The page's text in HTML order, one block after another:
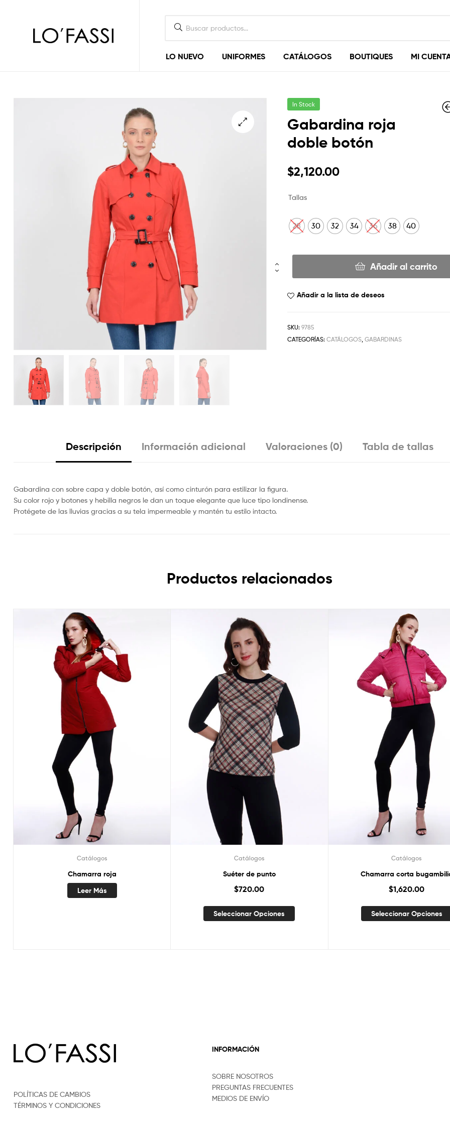
LO NUEVO UNIFORMES CATÁLOGOS BOUTIQUES MI
In Stock
Gabardina roja
doble botón
$2,120.00
Tallas
28 30 32 34 36 38 40
Añadir al carrito
Añadir a la lista de deseos
SKU: 9785
CATEGORÍAS: CATÁLOGOS, GABARDINAS
Descripción Información adicional Valoraciones (0) Tabla de tallas
Gabardina con sobre capa y doble botón, así como cinturón para estilizar la figura.
Su color rojo y botones y hebilla negros le dan un toque elegante que luce tipo londinense.
Protégete de las lluvias gracias a su tela impermeable y mantén tu estilo intacto.
Productos relacionados
Catálogos
Chamarra roja
Leer Más
Catálogos
Suéter de punto
$720.00
Seleccionar Opciones
Catálogos
Chamarra corta
$1,620.00
Seleccionar Opciones
POLÍTICAS DE CAMBIOS
TÉRMINOS Y CONDICIONES
INFORMACIÓN
SOBRE NOSOTROS
PREGUNTAS FRECUENTES
MEDIOS DE ENVÍO